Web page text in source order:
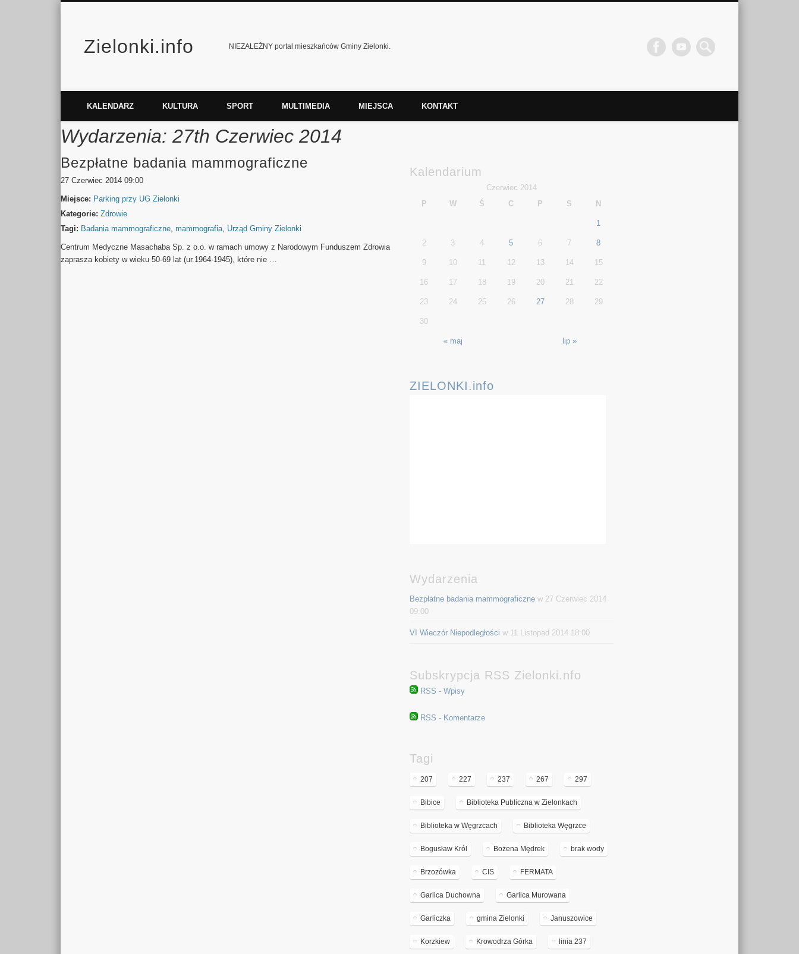
Zielonki.info NIEZALEŻNY portal mieszkańców Gminy Zielonki.
FacebookVimeo
KALENDARZ KULTURA SPORT MULTIMEDIA MIEJSCA KONTAKT
Wydarzenia: 27th Czerwiec 2014
Bezpłatne badania mammograficzne
27 Czerwiec 2014 09:00
Miejsce: Parking przy UG Zielonki
Kategorie: Zdrowie
Tagi: Badania mammograficzne, mammografia, Urząd Gminy Zielonki
Centrum Medyczne Masachaba Sp. z o.o. w ramach umowy z Narodowym Funduszem Zdrowia
zaprasza kobiety w wieku 50-69 lat (ur.1964-1945), które nie …
Kalendarium
Czerwiec 2014
P
W Ś C P S N
« maj lip »
1
2 3 4 5 6 7 8
9 10 11 12 13 14 15
16 17 18 19 20 21 22
23 24 25 26 27 28 29
30
ZIELONKI.info
Wydarzenia
Bezpłatne badania mammograficzne w 27 Czerwiec 2014
09:00
VI Wieczór Niepodległości w 11 Listopad 2014 18:00
Subskrypcja RSS Zielonki.nfo
RSS - Wpisy
RSS - Komentarze
Tagi
207 227 237 267 297
Bibice Biblioteka Publiczna w Zielonkach
Biblioteka w Węgrzcach Biblioteka Węgrzce
Bogusław Król Bożena Mędrek brak wody
Brzozówka CIS FERMATA
Garlica Duchowna Garlica Murowana
Garliczka gmina Zielonki Januszowice
Korzkiew Krowodrza Górka linia 237